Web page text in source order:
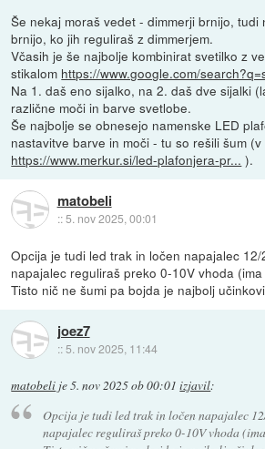
Še nekaj moraš vedet - dimmerji brnijo, tudi
brnijo, ko jih reguliraš z dimmerjem.
Včasih je še najbolje kombinirat svetilko z
stikalom https://www.google.com/
Na 1. daš eno sijalko, na 2. daš dve sijalki
različne moči in barve svetlobe.
Še najbolje se obnesejo namenske LED
nastavitve barve in moči - tu so rešili šum
https://www.merkur.si/led-plafonjera-pr... ).
matobeli
::5. nov 2025, 00:01
Opcija je tudi led trak in ločen napajalec 12/
napajalec reguliraš preko 0-10V vhoda
Tisto nič ne šumi pa bojda je najbolj
joez7
:: 5. nov 2025, 11:44
matobeli je5. nov 2025 ob 00:01 izjavil:
Opcija je tudi led trak in ločen napajalec
napajalec reguliraš preko 0-10V vhoda